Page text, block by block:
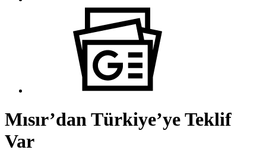
Mısır’dan Türkiye’ye Teklif
Var